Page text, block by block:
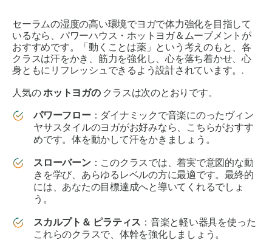
セーラムの湿度の高い環境でヨガで体力強化を目指して
いるなら、パワーハウス・ホットヨガ＆ムーブメントが
おすすめです。「動くことは薬」という考えのもと、各
クラスは汗をかき、筋力を強化し、心を落ち着かせ、心
身ともにリフレッシュできるよう設計されています。.
人気のホットヨガの クラスは次のとおりです。
パワーフロー：ダイナミックで音楽にのったヴィン
ヤサスタイルのヨガがお好みなら、こちらがおすす
めです。体を動かして汗をかきましょう。
スローバーン：このクラスでは、着実で意図的な動
きを学び、あらゆるレベルの方に最適です。最終的
には、あなたの目標達成へと導いてくれるでしょ
う。
スカルプト＆ ピラティス ：音楽と軽い器具を使った
これらのクラスで、体幹を強化しましょう。